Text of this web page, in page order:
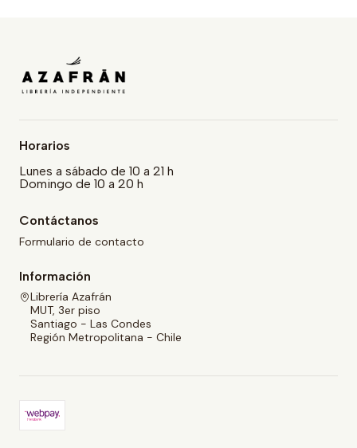
Horarios
Lunes a sábado de 10 a 21 h
Domingo de 10 a 20 h
Contáctanos
Formulario de contacto
Información
Librería Azafrán
MUT, 3er piso
Santiago - Las Condes
Región Metropolitana - Chile